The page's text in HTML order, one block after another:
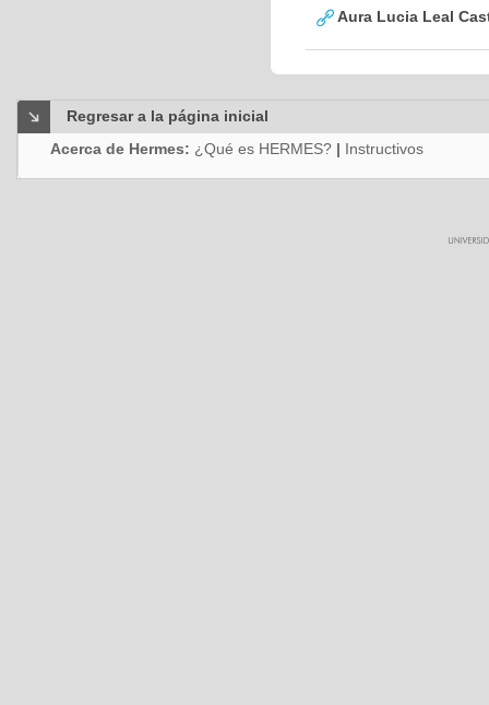
Aura Lucia Leal
Regresar a la página inicial
Acerca de Hermes: ¿Qué es HERMES? | Instructivos